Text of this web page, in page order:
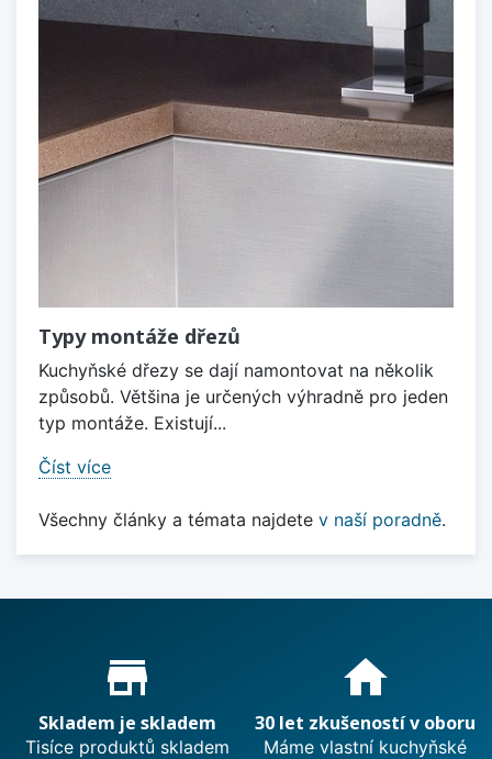
Typy montáže dřezů
Kuchyňské dřezy se dají namontovat na několik
způsobů. Většina je určených výhradně pro jeden
typ montáže. Existují...
Číst více
Všechny články a témata najdete v naší poradně.
Proč nakupovat u nás?
store_mall_directory
Skladem je skladem
Tisíce produktů skladem
home
30 let zkušeností v oboru
Máme vlastní kuchyňské